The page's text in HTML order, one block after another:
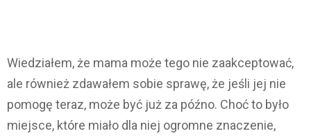
Wiedziałem, że mama może tego nie zaakceptować,
ale również zdawałem sobie sprawę, że jeśli jej nie
pomogę teraz, może być już za późno. Choć to było
miejsce, które miało dla niej ogromne znaczenie,